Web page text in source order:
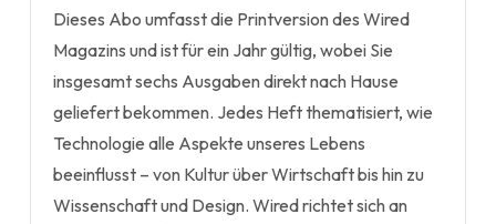
Dieses Abo umfasst die Printversion des Wired
Magazins und ist für ein Jahr gültig, wobei Sie
insgesamt sechs Ausgaben direkt nach Hause
geliefert bekommen. Jedes Heft thematisiert, wie
Technologie alle Aspekte unseres Lebens
beeinflusst – von Kultur über Wirtschaft bis hin zu
Wissenschaft und Design. Wired richtet sich an